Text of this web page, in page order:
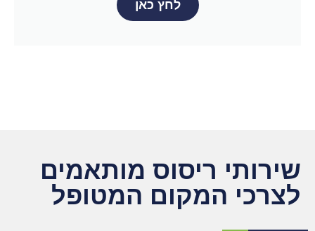
לחץ כאן
שירותי ריסוס מותאמים
לצרכי המקום המטופל